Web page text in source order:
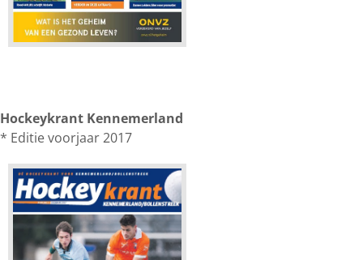
Hockeykrant Kennemerland
* Editie voorjaar 2017